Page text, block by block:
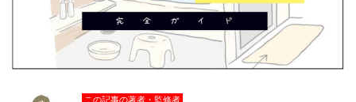
この記事の著者・監修者